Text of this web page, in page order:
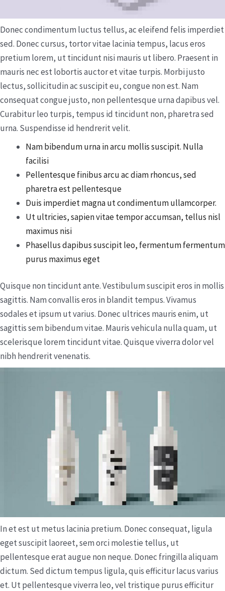
Donec condimentum luctus tellus, ac eleifend felis imperdiet
sed. Donec cursus, tortor vitae lacinia tempus, lacus eros
pretium lorem, ut tincidunt nisi mauris ut libero. Praesent in
mauris nec est lobortis auctor et vitae turpis. Morbi justo
lectus, sollicitudin ac suscipit eu, congue non est. Nam
consequat congue justo, non pellentesque urna dapibus vel.
Curabitur leo turpis, tempus id tincidunt non, pharetra sed
urna. Suspendisse id hendrerit velit.
Nam bibendum urna in arcu mollis suscipit. Nulla
facilisi
Pellentesque finibus arcu ac diam rhoncus, sed
pharetra est pellentesque
Duis imperdiet magna ut condimentum ullamcorper.
Ut ultricies, sapien vitae tempor accumsan, tellus nisl
maximus nisi
Phasellus dapibus suscipit leo, fermentum fermentum
purus maximus eget
Quisque non tincidunt ante. Vestibulum suscipit eros in mollis
sagittis. Nam convallis eros in blandit tempus. Vivamus
sodales et ipsum ut varius. Donec ultrices mauris enim, ut
sagittis sem bibendum vitae. Mauris vehicula nulla quam, ut
scelerisque lorem tincidunt vitae. Quisque viverra dolor vel
nibh hendrerit venenatis.
In et est ut metus lacinia pretium. Donec consequat, ligula
eget suscipit laoreet, sem orci molestie tellus, ut
pellentesque erat augue non neque. Donec fringilla aliquam
dictum. Sed dictum tempus ligula, quis efficitur lacus varius
et. Ut pellentesque viverra leo, vel tristique purus efficitur